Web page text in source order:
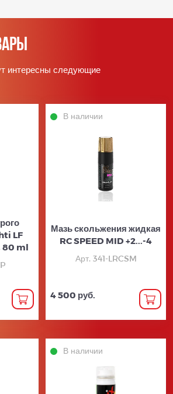
интересны следующие
LF
80 ml
В наличии
Мазь скольжения жидкая
RC SPEED MID +2...-4
Арт. 341-LRCSM
4 500 руб.
В наличии